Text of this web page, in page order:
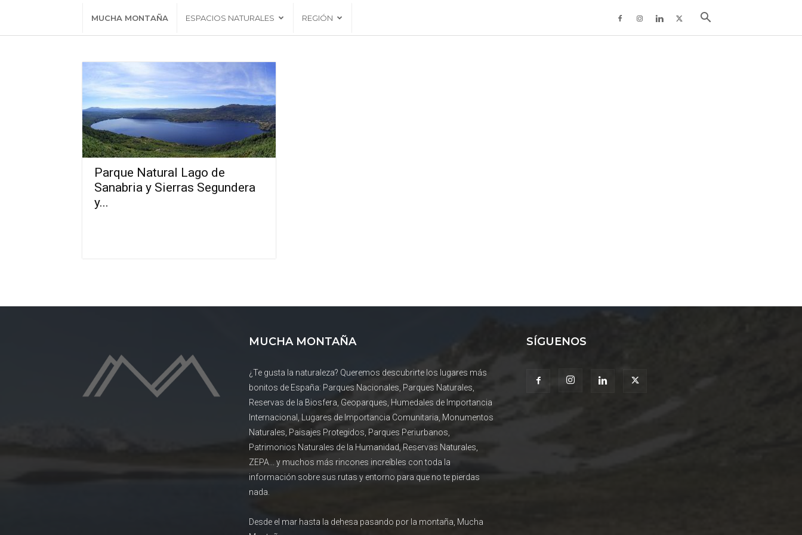
MUCHA MONTAÑA ESPACIOS NATURALES REGIÓN
Parque Natural Lago de
Sanabria y Sierras Segundera
y...
MUCHA MONTAÑA
¿Te gusta la naturaleza? Queremos descubrirte los lugares más
bonitos de España: Parques Nacionales, Parques Naturales,
Reservas de la Biosfera, Geoparques, Humedales de Importancia
Internacional, Lugares de Importancia Comunitaria, Monumentos
Naturales, Paisajes Protegidos, Parques Periurbanos,
Patrimonios Naturales de la Humanidad, Reservas Naturales,
ZEPA... y muchos más rincones increíbles con toda la
información sobre sus rutas y entorno para que no te pierdas
nada.
Desde el mar hasta la dehesa pasando por la montaña, Mucha
SÍGUENOS